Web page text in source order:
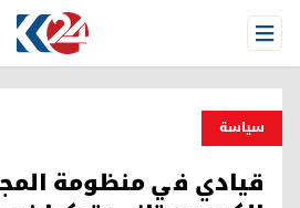
Open Menu
سیاسة
قيادي في منظومة